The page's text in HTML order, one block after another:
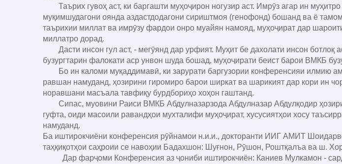
Таърих гувоҳ аст, ки баргашти муҳоҷирон ногузир аст. Имрӯз агар ин
муқимшудагони оянда аздастдодагони сириштмоя (генофонд) бошанд ва ё
таърихии миллат ва имрӯзу фардои онро муайян намояд, муҳоҷират дар
миллатро дорад.
Дасти инсон гул аст, - мегӯянд дар урфият. Муҳит бе дахолати инсон ботлоқ
бузургтарин фалокати аср унвон шуда бошад, муҳоҷирати беист барои ВМКБ
Бо ин каломи муқаддимавӣ, ки зарурати баргузории конференсияи илмию
равшан намуданд, ҳозирини гиромиро барои ширкат ва шарикият дар кори ин
норавшани масъала тавфиқу бурдбориҳо хоҳон гаштанд.
Сипас, муовини Раиси ВМКБ Абдулназарзода Абдулназар Абдулқодир
гуфта, оиди масоили равандҳои мухталифи муҳоҷират, хусусиятҳои хосу
намуданд.
Ба иштирокчиёни конференсия рӯйнамои н.и.и., докторанти ИИГ АМИТ
таҳқиқотҳои саҳроии се навоҳии Бадахшон: Шуғнон, Рӯшон, Роштқалъа ва ш.
Дар фарҷоми Конференсия аз ҷониби иштирокчиён: Каниев Мулкамон -